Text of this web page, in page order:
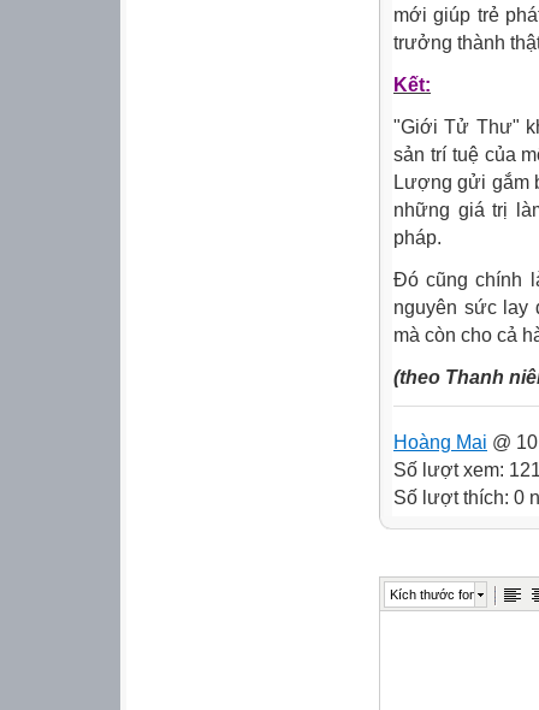
mới giúp trẻ
trưởng thành
Kết:
"Giới Tử Thư"
sản trí tuệ của
Lượng gửi gắm
những giá trị
pháp.
Đó cũng chính
nguyên sức lay
mà còn cho cả
(theo Thanh
Hoàng Mai @
Số lượt xem:
Số lượt thích: 0
Kích thước font